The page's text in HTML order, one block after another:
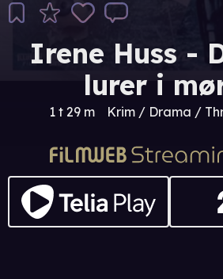
Irene Huss -
lurer i
1 t 29 m Krim / Drama /